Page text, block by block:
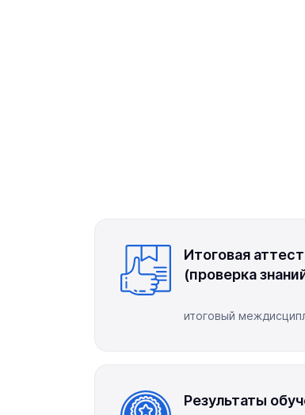
Итоговая
(проверка
итоговый
Результаты